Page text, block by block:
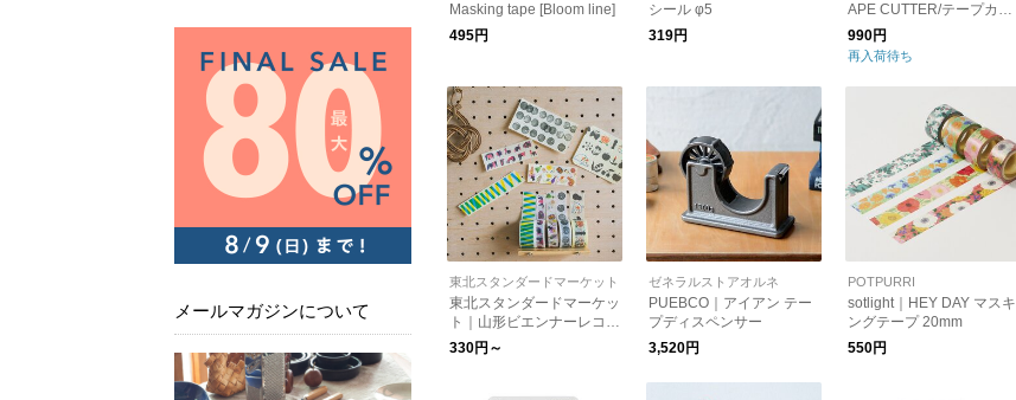
メールマガジンについて
Masking tape [Bloom line]
495円
シール φ5
319円
APE CUTTER/テープカッ
ター
990円
再入荷待ち
東北スタンダードマーケット
東北スタンダードマーケッ
ト｜山形ビエンナーレコラ
ボマスキングテープ
330円～
ゼネラルストアオルネ
PUEBCO｜アイアン テー
プディスペンサー
3,520円
POTPURRI
sotlight｜HEY DAY マスキ
ングテープ 20mm
550円